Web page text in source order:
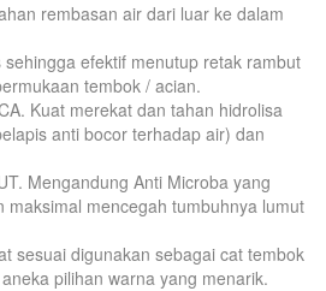
rembasan air dari luar ke dalam
efektif menutup retak rambut
tembok / acian.
Kuat merekat dan tahan hidrolisa
anti bocor terhadap air) dan
Mengandung Anti Microba yang
maksimal mencegah tumbuhnya lumut
sesuai digunakan sebagai cat tembok
pilihan warna yang menarik.